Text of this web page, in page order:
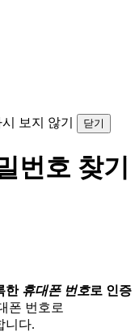
보지 않기 닫기
번호 찾기
한 휴대폰 번호로 인증
폰 번호로
니다.